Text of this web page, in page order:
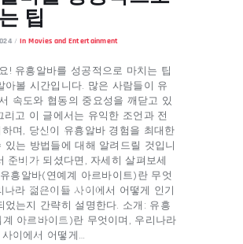
AND
AND CARE
AND
팁
In Movies and Entertainment
! 유흥알바를 성공적으로 마치는 팁
아볼 시간입니다. 많은 사람들이 유
속도와 협동의 중요성을 깨닫고 있
리고 이 글에서는 유익한 조언과 전
하며, 당신이 유흥알바 경험을 최대한
있는 방법들에 대해 알려드릴 것입니
준비가 되셨다면, 자세히 살펴보세
흥알바(연예계 아르바이트)란 무엇
나라 젊은이들 사이에서 어떻게 인기
었는지 간략히 설명한다. 소개: 유흥
계 아르바이트)란 무엇이며, 우리나라
이에서 어떻게…